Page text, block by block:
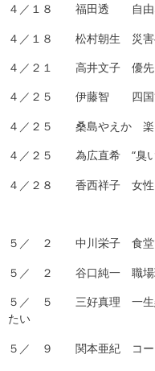
４／１８ 福田透 自由
４／１８ 松村朝生 災害
４／２１ 高井文子 優先
４／２５ 伊藤智 四国
４／２５ 桑島やえか 楽
４／２５ 為広直希 “臭い
４／２８ 香西祥子 女性
５／ ２ 中川栄子 食堂
５／ ２ 谷口純一 職場
５／ ５ 三好真理 一生懸
たい
５／ ９ 関本亜紀 コー